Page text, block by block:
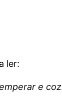
ler:
e